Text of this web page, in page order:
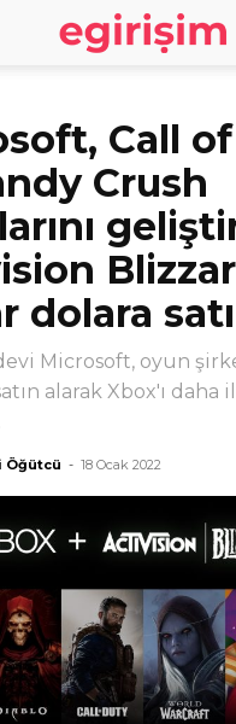
Call
Crush
dolara
Microsoft, oyun
alarak Xbox'ı daha
Öğütcü - 18 Ocak 2022